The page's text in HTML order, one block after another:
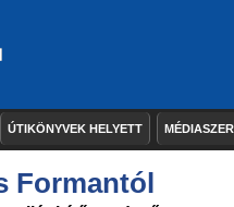
ÚTIKÖNYVEK HELYETT
Formantól